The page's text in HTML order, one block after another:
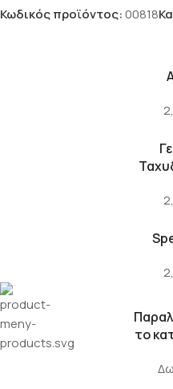
Κωδικός προϊόντος:00818
το